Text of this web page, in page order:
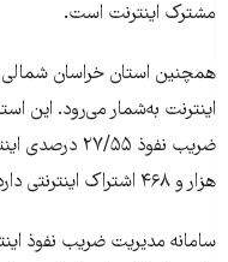
مشترک اينترنت است.
همچنین استان خراسان شمالی
هزار و ۴۶۸ اشتراک اينترنتی دارد.
سامانه مديريت ضريب نفوذ